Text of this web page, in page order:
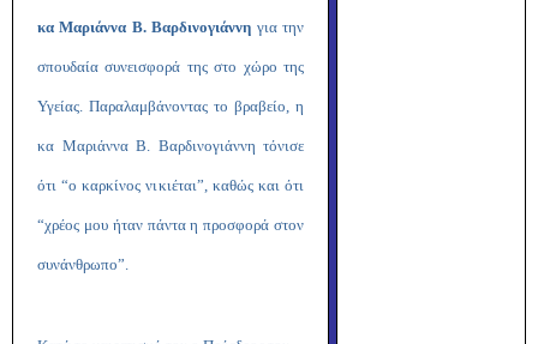
κα Μαριάννα Β. Βαρδινογιάννη για την
σπουδαία συνεισφορά της στο χώρο της
Υγείας. Παραλαμβάνοντας το βραβείο, η
κα Μαριάννα Β. Βαρδινογιάννη τόνισε
ότι “ο καρκίνος νικιέται”, καθώς και ότι
“χρέος μου ήταν πάντα η προσφορά στον
συνάνθρωπο”.